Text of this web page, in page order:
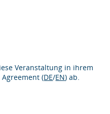
Veranstaltung in ihrem
(DE/EN) ab.